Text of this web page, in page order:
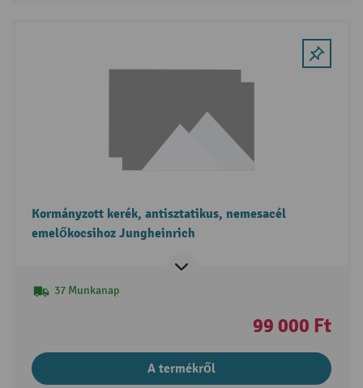
Kormányzott kerék, antisztatikus, nemesacél
emelőkocsihoz Jungheinrich
37 Munkanap
99 000 Ft
A termékről